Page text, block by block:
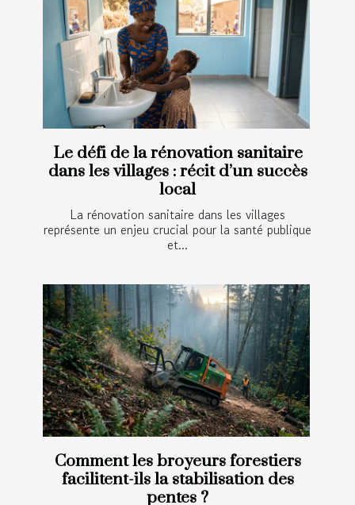
Le défi de la rénovation sanitaire
dans les villages : récit d’un succès
local
La rénovation sanitaire dans les villages
représente un enjeu crucial pour la santé publique
et...
Comment les broyeurs forestiers
facilitent-ils la stabilisation des
pentes ?